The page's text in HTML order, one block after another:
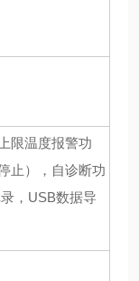
限温度报警功
止），自诊断功
， USB数据导